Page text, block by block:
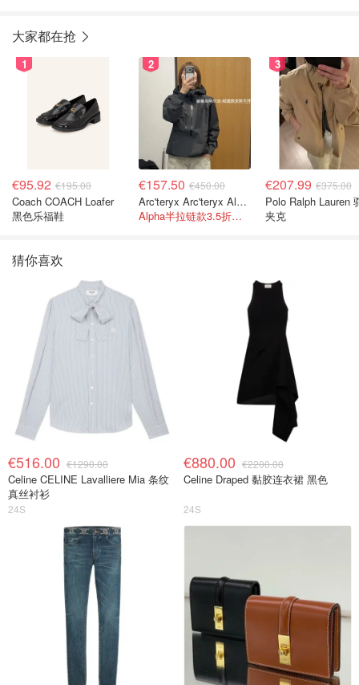
大家都在抢
1
€95.92 €195.00
Coach COACH Loafer
黑色乐福鞋
2
€157.50 €450.00
Arc'teryx Arc'teryx Alpha 女款轻量防风夹克
Alpha半拉链款3.5折！码全！
3
€207.99 €375.00
Polo Ralph Lauren
夹克
猜你喜欢
€516.00 €1290.00
Celine CELINE Lavalliere Mia 条纹
真丝衬衫
24S
€880.00 €2200.00
Celine Draped 黏胶连衣裙 黑色
24S